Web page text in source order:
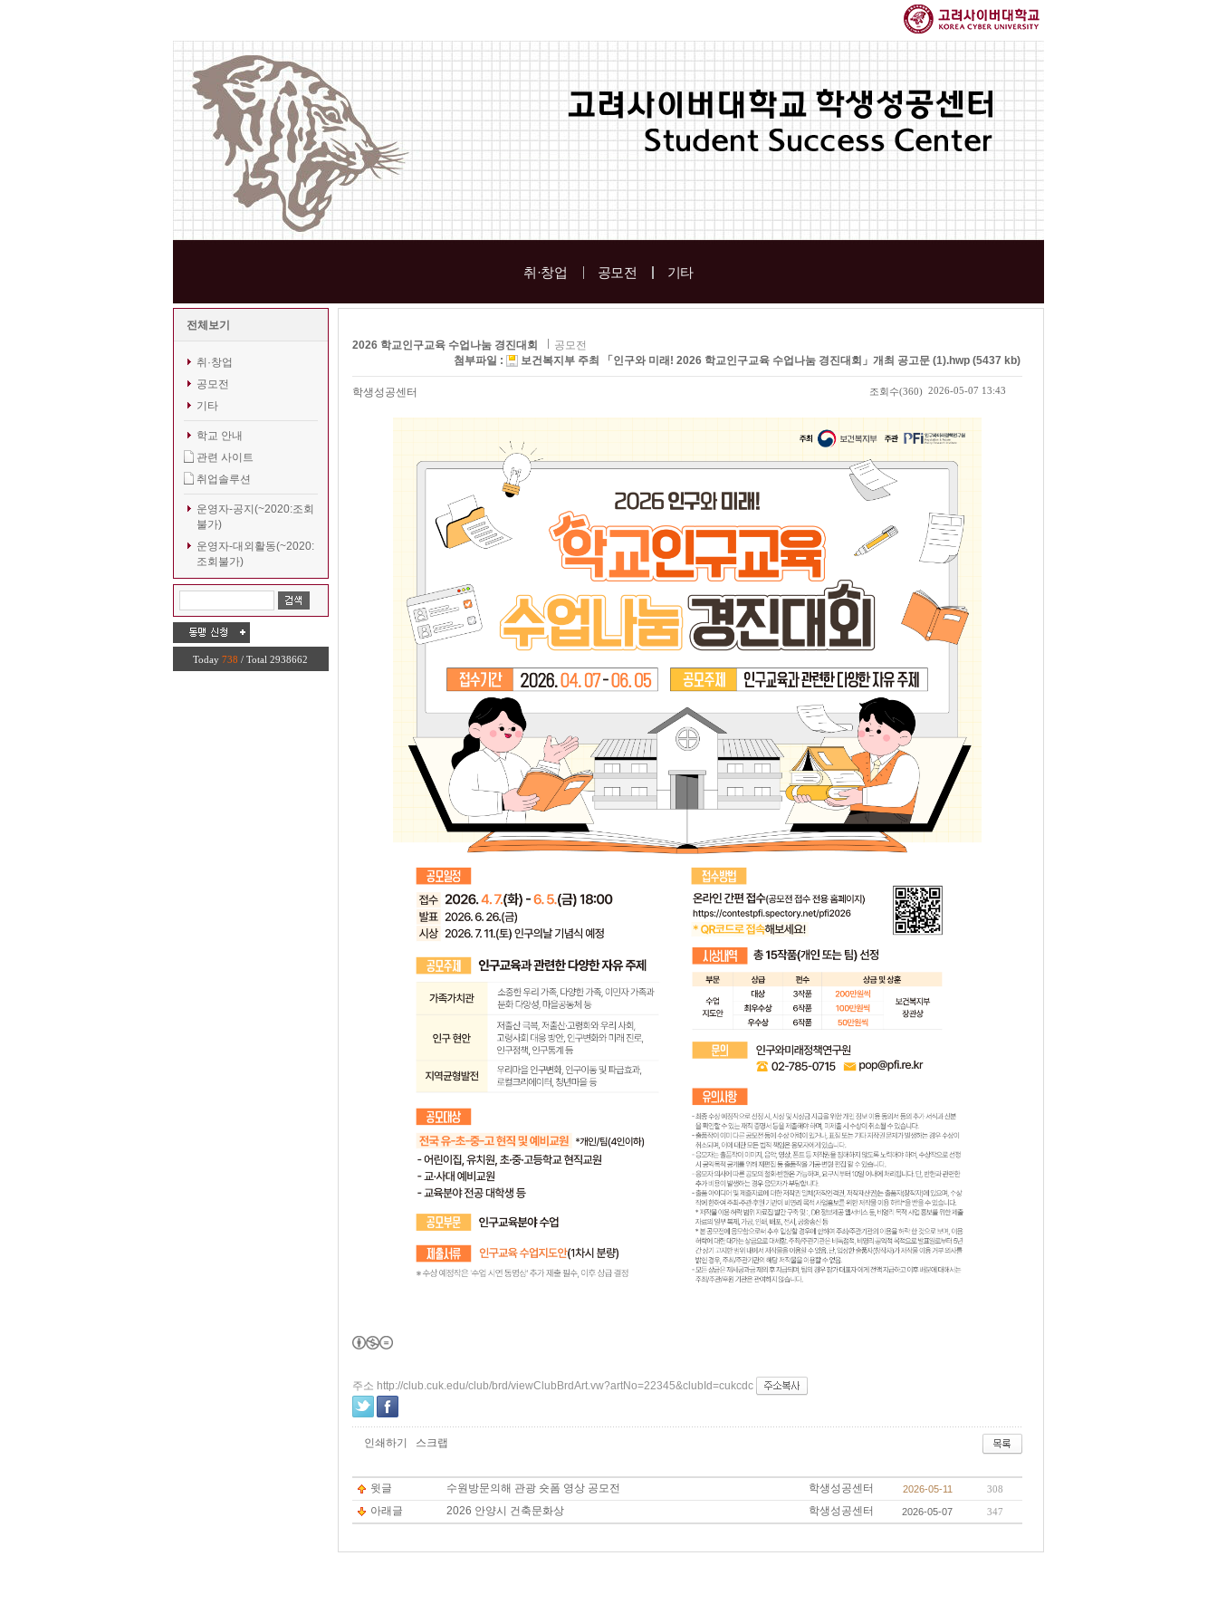
취·창업 공모전 기타
전체보기
취·창업
공모전
기타
학교 안내
관련 사이트
취업솔루션
운영자-공지(~2020:조회
불가)
운영자-대외활동(~2020:
조회불가)
Today 738 / Total 2938662
2026 학교인구교육 수업나눔 경진대회
공모전
첨부파일 :
보건복지부 주최 「인구와 미래! 2026 학교인구교육 수업나눔 경진대회」개최 공고문 (1).hwp (5437 kb)
학생성공센터 조회수(360) 2026-05-07 13:43
주소 http://club.cuk.edu/club/brd/viewClubBrdArt.vw?artNo=22345&clubId=cukcdc
인쇄하기 스크랩
윗글 수원방문의해 관광 숏폼 영상 공모전 학생성공센터 2026-05-11 308
아래글 2026 안양시 건축문화상 학생성공센터 2026-05-07 347